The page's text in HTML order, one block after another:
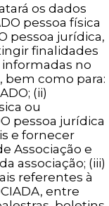
os dados
pessoa física
pessoa jurídica,
finalidades
no
bem como para:
(ii)
ou
pessoa jurídica
e fornecer
Associação e
associação; (iii)
referentes à
entre